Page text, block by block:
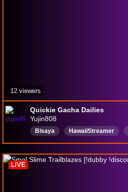
Quickie Gacha Dailies
Yujin808
Bisaya HawaiiStreamer
English
ADHDStreamer
12 viewers
LIVE